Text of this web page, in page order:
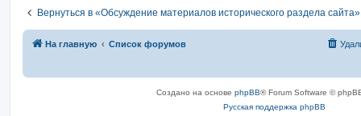
Вернуться в «Обсуждение материалов исторического раздела сайта»
На главную Список форумов
Создано на основе phpBB® Forum Software ©
Русская поддержка phpBB